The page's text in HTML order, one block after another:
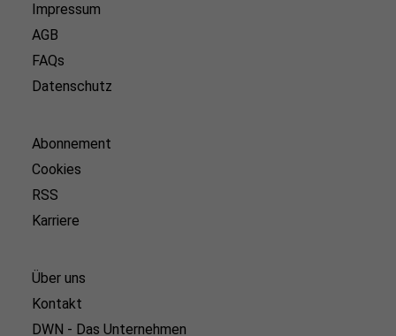
Impressum
AGB
FAQs
Datenschutz
Abonnement
Cookies
RSS
Karriere
Über uns
Kontakt
DWN - Das Unternehmen